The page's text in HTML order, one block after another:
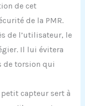
de cet
de la PMR.
de l’utilisateur, le
Il lui évitera
de torsion qui
petit capteur sert à